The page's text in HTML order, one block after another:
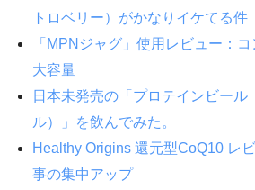
トロベリー）がかなりイケてる件
「MPNジャグ」使用レビュー：
大容量
日本未発売の「プロテインビール
ル）」を飲んでみた。
Healthy Origins 還元型CoQ10 レ
事の集中アップ